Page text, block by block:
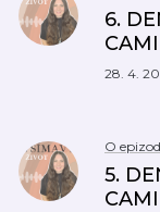
6.
28. 4.
O
5.